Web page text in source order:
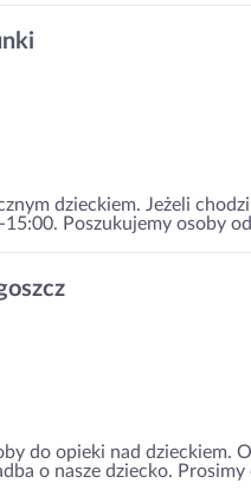
dzieckiem. Jeżeli
Poszukujemy osoby
do opieki nad dzieckiem.
o nasze dziecko.